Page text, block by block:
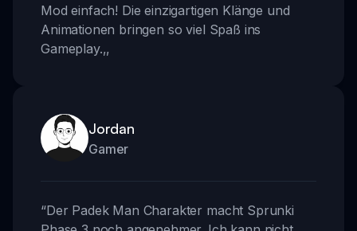
Mod einfach! Die einzigartigen Klänge und
Animationen bringen so viel Spaß ins
Gameplay.,,
Jordan
Gamer
“Der Padek Man Charakter macht Sprunki